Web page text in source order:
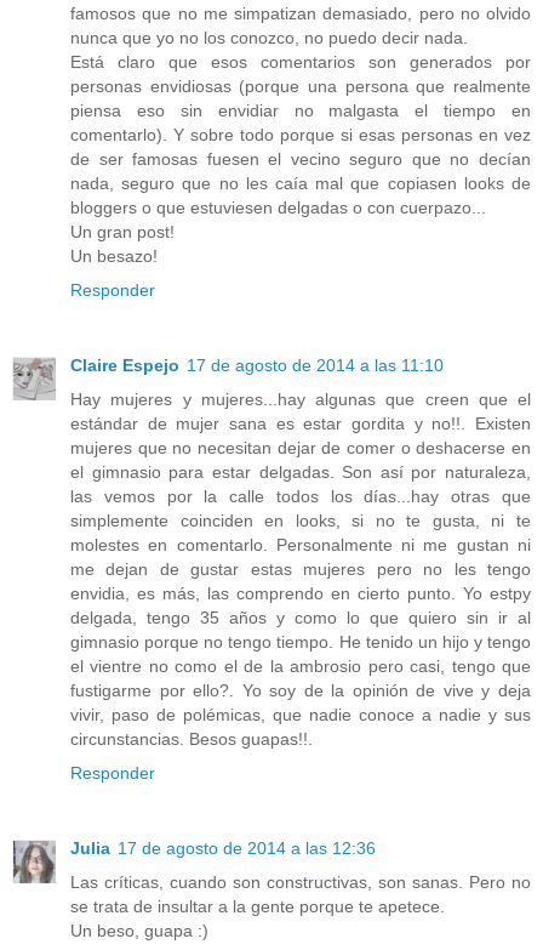
famosos que no me simpatizan demasiado, pero no olvido
nunca que yo no los conozco, no puedo decir nada.
Está claro que esos comentarios son generados por
personas envidiosas (porque una persona que realmente
piensa eso sin envidiar no malgasta el tiempo en
comentarlo). Y sobre todo porque si esas personas en vez
de ser famosas fuesen el vecino seguro que no decían
nada, seguro que no les caía mal que copiasen looks de
bloggers o que estuviesen delgadas o con cuerpazo...
Un gran post!
Un besazo!
Responder
Claire Espejo 17 de agosto de 2014 a las 11:10
Hay mujeres y mujeres...hay algunas que creen que el
estándar de mujer sana es estar gordita y no!!. Existen
mujeres que no necesitan dejar de comer o deshacerse en
el gimnasio para estar delgadas. Son así por naturaleza,
las vemos por la calle todos los días...hay otras que
simplemente coinciden en looks, si no te gusta, ni te
molestes en comentarlo. Personalmente ni me gustan ni
me dejan de gustar estas mujeres pero no les tengo
envidia, es más, las comprendo en cierto punto. Yo estpy
delgada, tengo 35 años y como lo que quiero sin ir al
gimnasio porque no tengo tiempo. He tenido un hijo y tengo
el vientre no como el de la ambrosio pero casi, tengo que
fustigarme por ello?. Yo soy de la opinión de vive y deja
vivir, paso de polémicas, que nadie conoce a nadie y sus
circunstancias. Besos guapas!!.
Responder
Julia 17 de agosto de 2014 a las 12:36
Las críticas, cuando son constructivas, son sanas. Pero no
se trata de insultar a la gente porque te apetece.
Un beso, guapa :)